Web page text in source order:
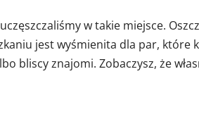
w takie miejsce.
jest wyśmienita dla par, które
bliscy znajomi. Zobaczysz, że